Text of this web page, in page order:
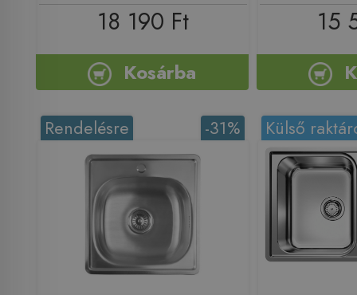
18 190 Ft
Kosárba
15
-31%
Rendelésre Külső